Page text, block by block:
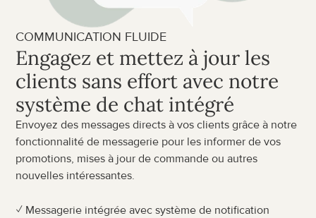
COMMUNICATION FLUIDE
Engagez et mettez à jour les
clients sans effort avec notre
système de chat intégré
Envoyez des messages directs à vos clients grâce à notre
fonctionnalité de messagerie pour les informer de vos
promotions, mises à jour de commande ou autres
nouvelles intéressantes.
✓ Messagerie intégrée avec système de notification